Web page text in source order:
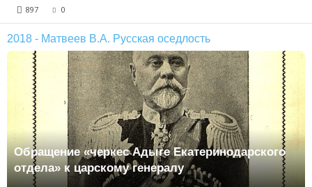
897 0
2018 - Матвеев В.А. Русская оседлость
Обращение «черкес Адыге Екатеринодарского
отдела» к царскому генералу